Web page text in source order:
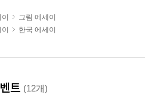
그림 에세이
한국 에세이
트 (12개)